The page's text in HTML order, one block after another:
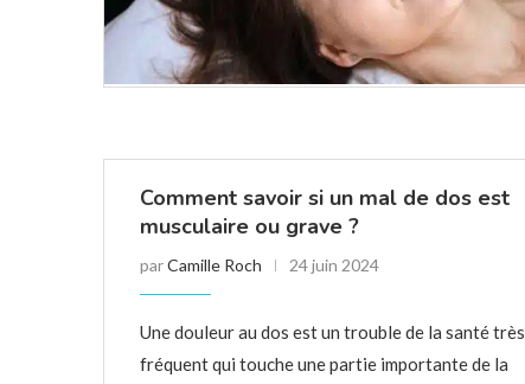
Comment savoir si un mal de dos est
musculaire ou grave ?
parCamille Roch 24 juin 2024
Une douleur au dos est un trouble de la santé très
fréquent qui touche une partie importante de la